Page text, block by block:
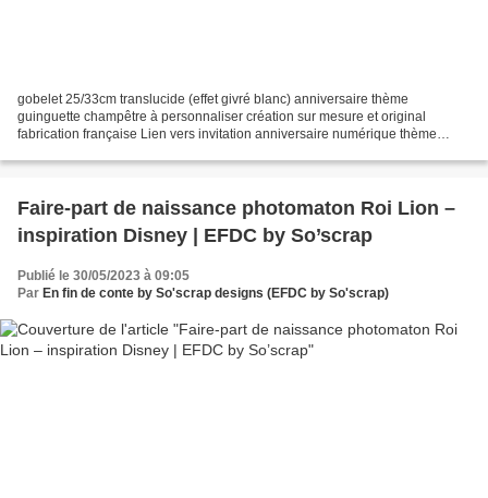
gobelet 25/33cm translucide (effet givré blanc) anniversaire thème
guinguette champêtre à personnaliser création sur mesure et original
fabrication française Lien vers invitation anniversaire numérique thème
anniversaire-numerique-de-florence-40-ans-ambiance-guinguette.html...
Faire-part de naissance photomaton Roi Lion –
inspiration Disney | EFDC by So’scrap
Publié le 30/05/2023 à 09:05
Par En fin de conte by So'scrap designs (EFDC by So'scrap)